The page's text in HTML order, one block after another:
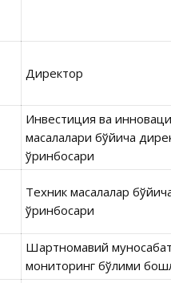
Директор
Инвестиция ва
масалалари бўйича
ўринбосари
Техник масалалар
ўринбосари
Шартномавий
мониторинг бўлими